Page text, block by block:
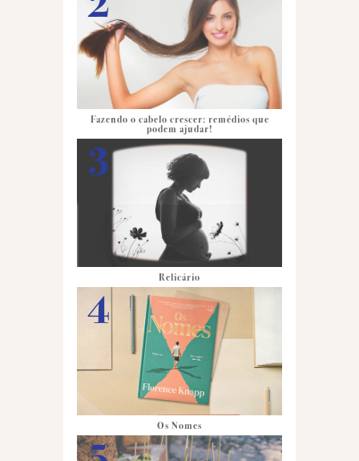
Fazendo o cabelo crescer: remédios que
podem ajudar!
Relicário
Os Nomes